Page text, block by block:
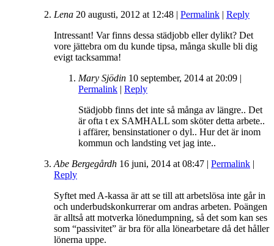
Lena 20 augusti, 2012 at 12:48 | Permalink | Reply
Intressant! Var finns dessa städjobb eller dylikt? Det
vore jättebra om du kunde tipsa, många skulle bli dig
evigt tacksamma!
Mary Sjödin 10 september, 2014 at 20:09 |
Permalink | Reply
Städjobb finns det inte så många av längre.. Det
är ofta t ex SAMHALL som sköter detta arbete..
i affärer, bensinstationer o dyl.. Hur det är inom
kommun och landsting vet jag inte..
Abe Bergegårdh 16 juni, 2014 at 08:47 | Permalink |
Reply
Syftet med A-kassa är att se till att arbetslösa inte går in
och underbudskonkurrerar om andras arbeten. Poängen
är alltså att motverka lönedumpning, så det som kan ses
som “passivitet” är bra för alla lönearbetare då det håller
lönerna uppe.